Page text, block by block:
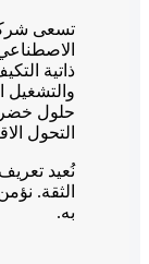
تسعى
ذاتية
والتشغيل
التحول
نُعيد
الثقة.
به.